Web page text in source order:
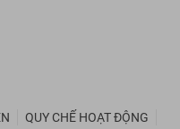
QUY CHẾ HOẠT ĐỘNG